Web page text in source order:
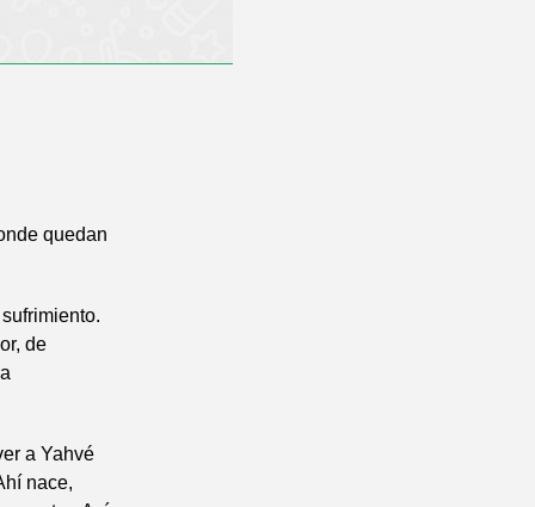
quedan
de
a Yahvé
nace,